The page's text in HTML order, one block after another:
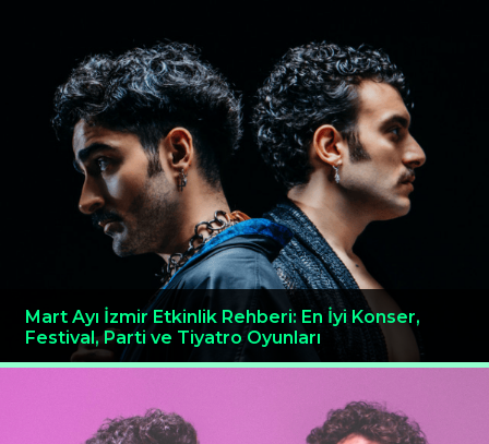
Mart Ayı İzmir Etkinlik Rehberi: En İyi Konser,
Festival, Parti ve Tiyatro Oyunları